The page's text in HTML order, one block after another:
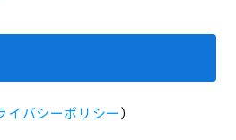
イバシーポリシー）